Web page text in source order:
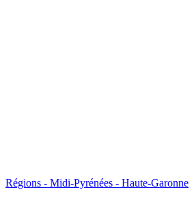
Régions - Midi-Pyrénées - Haute-Garonne